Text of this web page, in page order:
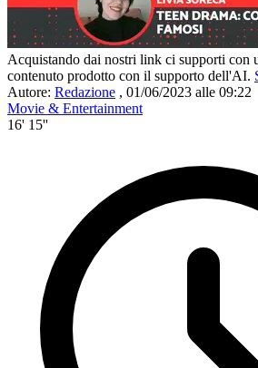
Acquistando dai nostri link ci supporti con
contenuto prodotto con il supporto dell'AI.
Autore: Redazione , 01/06/2023 alle 09:22
Movie & Entertainment
16' 15''